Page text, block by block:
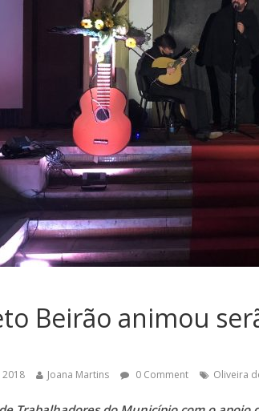
Beirão animou
2018 Joana Martins 0 Comment Oliveira